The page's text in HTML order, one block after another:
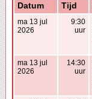
Datum Tijd
ma 13 jul
2026
9:30
uur
ma 13 jul
2026
14:30
uur